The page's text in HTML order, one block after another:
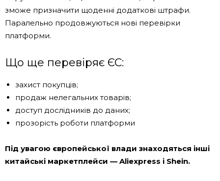
зможе призначити щоденні додаткові штрафи.
Паралельно продовжуються нові перевірки
платформи.
Що ще перевіряє ЄС:
захист покупців;
продаж нелегальних товарів;
доступ дослідників до даних;
прозорість роботи платформи
Під увагою європейської влади знаходяться інші
китайські маркетплейси — Aliexpress і Shein.